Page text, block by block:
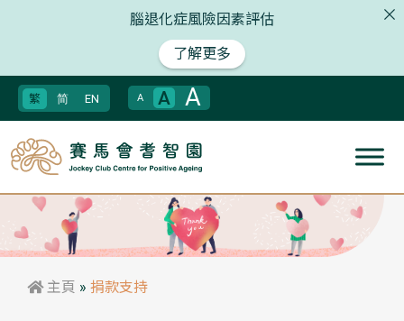
腦退化症風險因素評估
了解更多
繁 简 EN A A A
主頁 » 捐款支持